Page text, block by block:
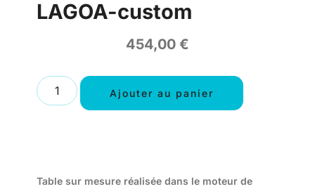
LAGOA-custom
454,00 €
Ajouter au panier
Table sur mesure réalisée dans le moteur de